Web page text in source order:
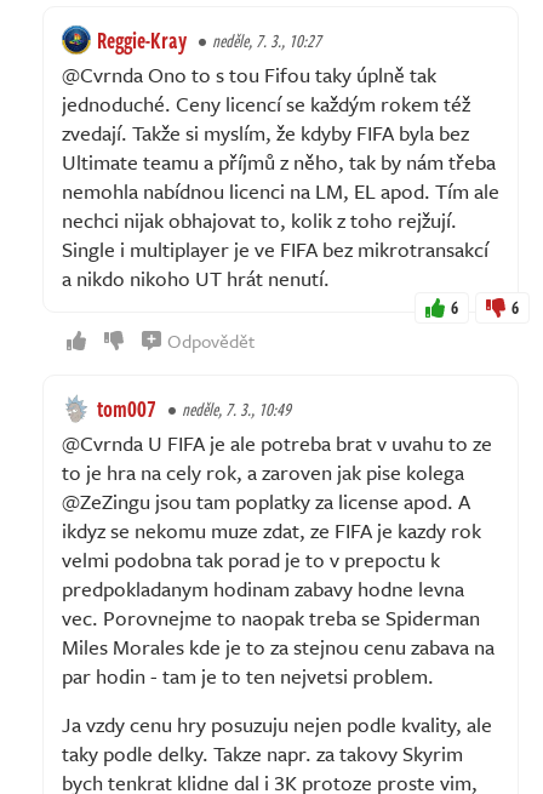
Reggie-Kray neděle, 7. 3., 10:27
@Cvrnda Ono to s tou Fifou taky úplně tak
jednoduché. Ceny licencí se každým rokem též
zvedají. Takže si myslím, že kdyby FIFA byla bez
Ultimate teamu a příjmů z něho, tak by nám třeba
nemohla nabídnou licenci na LM, EL apod. Tím ale
nechci nijak obhajovat to, kolik z toho rejžují.
Single i multiplayer je ve FIFA bez mikrotransakcí
a nikdo nikoho UT hrát nenutí.
6 6
Odpovědět
tom007 neděle, 7. 3., 10:49
@Cvrnda U FIFA je ale potreba brat v uvahu to ze
to je hra na cely rok, a zaroven jak pise kolega
@ZeZingu jsou tam poplatky za license apod. A
ikdyz se nekomu muze zdat, ze FIFA je kazdy rok
velmi podobna tak porad je to v prepoctu k
predpokladanym hodinam zabavy hodne levna
vec. Porovnejme to naopak treba se Spiderman
Miles Morales kde je to za stejnou cenu zabava na
par hodin - tam je to ten nejvetsi problem.
Ja vzdy cenu hry posuzuju nejen podle kvality, ale
taky podle delky. Takze napr. za takovy Skyrim
bych tenkrat klidne dal i 3K protoze proste vim,